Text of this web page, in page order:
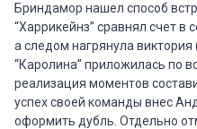
Бриндамор нашел способ
“Харрикейнз” сравнял счет
а следом нагрянула
“Каролина” приложилась по
реализация моментов
успех своей команды внес
оформить дубль. Отдельно